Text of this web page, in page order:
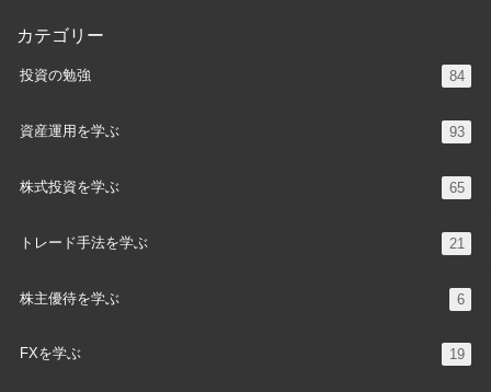
カテゴリー
投資の勉強 84
資産運用を学ぶ 93
株式投資を学ぶ 65
トレード手法を学ぶ 21
株主優待を学ぶ 6
FXを学ぶ 19